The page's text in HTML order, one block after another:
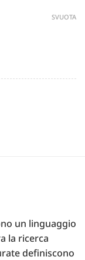
SVUOTA
un linguaggio
la ricerca
definiscono